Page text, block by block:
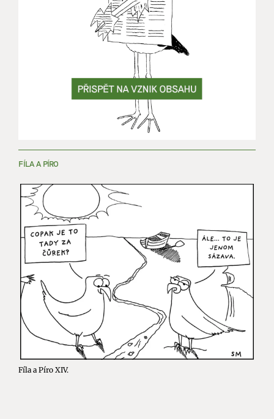
FÍLA A PÍRO
Fíla a Píro XIV.